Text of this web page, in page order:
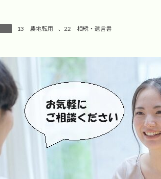
13 農地転用 、 22 相続・遺言書